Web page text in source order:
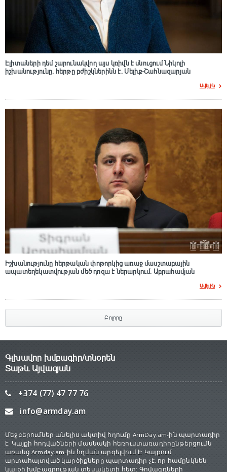
Էլիտաների դեմ շարունակվող այս կռիվն է սնուցում Նիկոլի
իշխանությունը. հերթը բժիշկներինն է. Մելիք-Շահնազարյան
Ավելին
Իշխանությունը հերթական փոթորկից առաջ մասշտաբային
ապատեղեկատվության մեծ դnզա է ներարկում․ Աբրահամյան
Ավելին
Բոլորը
Գլխավոր խմբագիր/տնօրեն
Տաթև Այվազյան
+374 (77) 47 77 76
info@armday.am
Մեջբերումներ անելիս ակտիվ հղումը ArmDay.am-ին պարտադիր
է: Կայքի հոդվածների մասնակի հեռուստառադիոընթերցումն
առանց Armday.am-ին հղման արգելվում է: Կայքում
արտահայտված կարծիքները պարտադիր չէ, որ համընկնեն
կայքի խմբագրության տեսակետի հետ: Գովազդների